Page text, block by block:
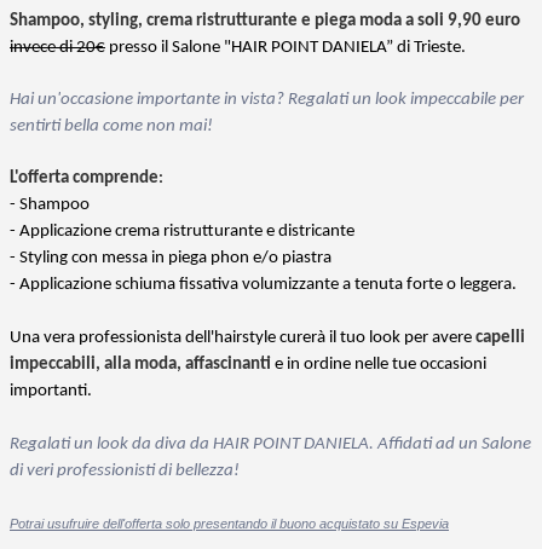
Shampoo, styling, crema ristrutturante e piega moda a soli 9,90 euro
invece di 20€ presso il Salone "HAIR POINT DANIELA” di Trieste.
Hai un'occasione importante in vista? Regalati un look impeccabile per
sentirti bella come non mai!
L'offerta comprende:
- Shampoo
- Applicazione crema ristrutturante e districante
- Styling con messa in piega phon e/o piastra
- Applicazione schiuma fissativa volumizzante a tenuta forte o leggera.
Una vera professionista dell'hairstyle curerà il tuo look per avere capelli
impeccabili, alla moda, affascinanti e in ordine nelle tue occasioni
importanti.
Regalati un look da diva da HAIR POINT DANIELA. Affidati ad un Salone
di veri professionisti di bellezza!
Potrai usufruire dell'offerta solo presentando il buono acquistato su Espevia